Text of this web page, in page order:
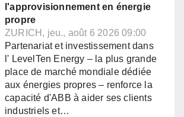
l'approvisionnement en énergie
propre
ZURICH, jeu., août 6 2026 09:00
Partenariat et investissement dans
l' LevelTen Energy – la plus grande
place de marché mondiale dédiée
aux énergies propres – renforce la
capacité d'ABB à aider ses clients
industriels et…